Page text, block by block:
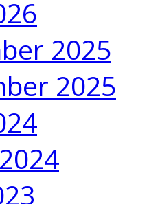
2025
2025